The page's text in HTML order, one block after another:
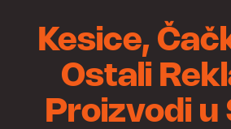
Kesice,
Ostali
Proizvodi u